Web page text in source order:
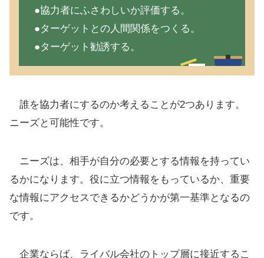
●協力者にふさわしいか評価する。
●ターゲットとの人間関係をつくる。
●ターゲット勧誘する。
誰を協力者にするのか考えることが2つあります。
ニーズと可能性です。
ニーズは、相手が自分の必要とする情報を持ってい
るかになります。役に立つ情報をもっているか、重要
な情報にアクセスできるかどうかが第一基準となるの
です。
企業ならば、ライバル会社のトップ層に接近するこ